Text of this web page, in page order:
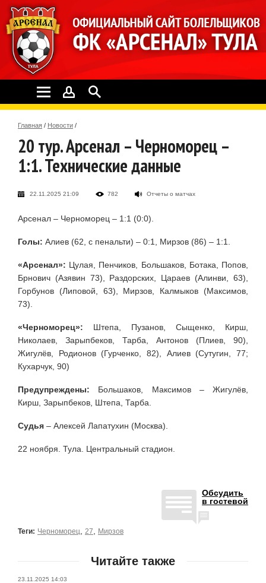
Главная / Новости /
20 тур. Арсенал – Черноморец –
1:1. Технические данные
22.11.2025 21:09 782 Отчеты о матчах
Арсенал – Черноморец – 1:1 (0:0).
Голы: Алиев (62, с пенальти) – 0:1, Мирзов (86) – 1:1.
«Арсенал»: Цулая, Пенчиков, Большаков, Ботака, Попов,
Брнович (Азявин 73), Раздорских, Цараев (Алинви, 63),
Горбунов (Липовой, 63), Мирзов, Калмыков (Максимов,
73).
«Черноморец»: Штепа, Пузанов, Сыщенко, Кирш,
Николаев, Зарыпбеков, Тарба, Антонов (Плиев, 90),
Жигулёв, Родионов (Гурченко, 82), Алиев (Сутугин, 77;
Кухарчук, 90)
Предупреждены: Большаков, Максимов – Жигулёв,
Кирш, Зарыпбеков, Штепа, Тарба.
Судья – Алексей Лапатухин (Москва).
22 ноября. Тула. Центральный стадион.
Обсудить
в гостевой
Теги: Черноморец 27 Мирзов
Читайте также
23.11.2025 14:03